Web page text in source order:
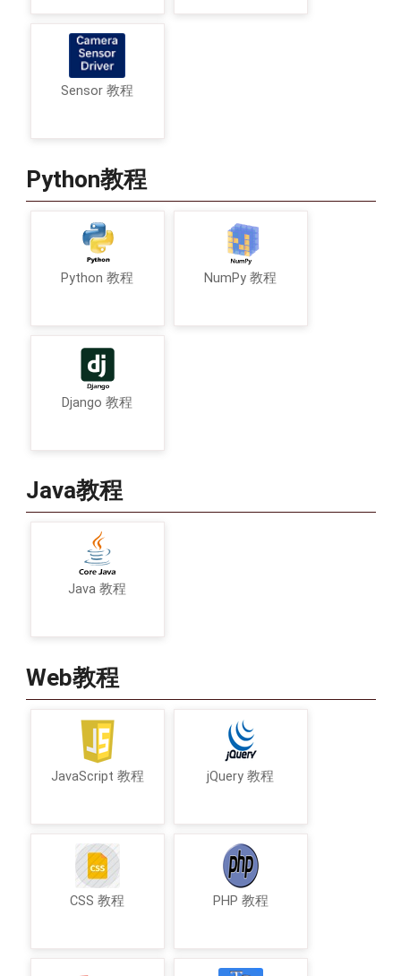
Sensor 教程
Python教程
Python 教程 NumPy 教程
Django 教程
Java教程
Java 教程
Web教程
JavaScript 教程 jQuery 教程
CSS 教程 PHP 教程